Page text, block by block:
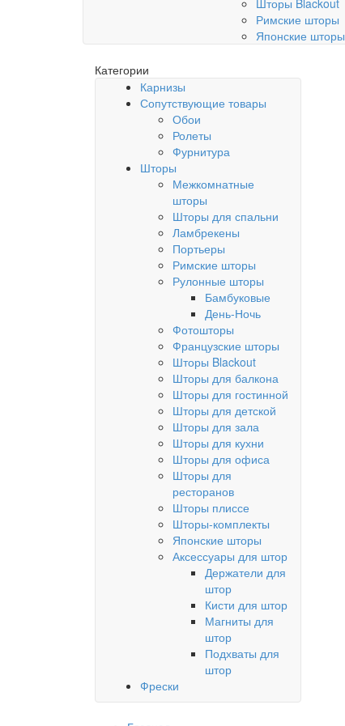
Шторы Blackout
Римские шторы
Японские шторы
Категории
Карнизы
Сопутствующие товары
Обои
Ролеты
Фурнитура
Шторы
Межкомнатные
шторы
Шторы для спальни
Ламбрекены
Портьеры
Римские шторы
Рулонные шторы
Бамбуковые
День-Ночь
Фотошторы
Французские шторы
Шторы Blackout
Шторы для балкона
Шторы для гостинной
Шторы для детской
Шторы для зала
Шторы для кухни
Шторы для офиса
Шторы для
ресторанов
Шторы плиссе
Шторы-комплекты
Японские шторы
Аксессуары для штор
Держатели для
штор
Кисти для штор
Магниты для
штор
Подхваты для
штор
Фрески